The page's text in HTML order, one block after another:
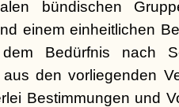
bündischen
einem einheitlichen
Bedürfnis nach
den vorliegenden
Bestimmungen und